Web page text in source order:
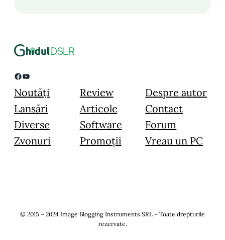
Facebook YouTube
Noutăți
Lansări
Diverse
Zvonuri
Review
Articole
Software
Promoții
Despre autor
Contact
Forum
Vreau un PC
© 2015 – 2024 Image Blogging Instruments SRL – Toate drepturile
rezervate.